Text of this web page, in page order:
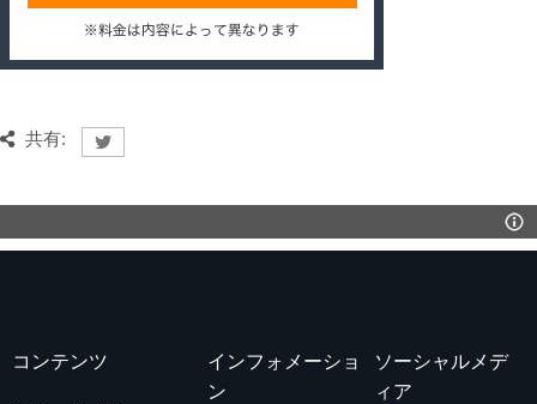
共有:
コンテンツ
インフォメーショ
ン
ソーシャルメデ
ィア